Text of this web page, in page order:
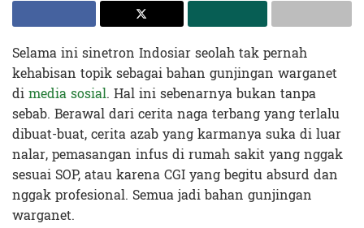
Selama ini sinetron Indosiar seolah tak pernah
kehabisan topik sebagai bahan gunjingan warganet
dimedia sosial. Hal ini sebenarnya bukan tanpa
sebab. Berawal dari cerita naga terbang yang terlalu
dibuat-buat, cerita azab yang karmanya suka di luar
nalar, pemasangan infus di rumah sakit yang nggak
sesuai SOP, atau karena CGI yang begitu absurd dan
nggak profesional. Semua jadi bahan gunjingan
warganet.